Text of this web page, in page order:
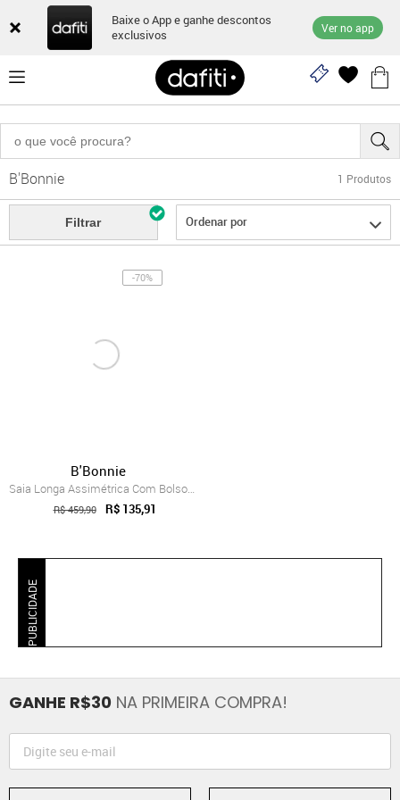
Baixe o App e ganhe descontos
exclusivos
Ver no app
B'Bonnie 1 Produtos
Filtrar Ordenar por
-70%
B'Bonnie
Saia Longa Assimétrica Com Bolsos B’Bonn...
R$ 459,90 R$ 135,91
PUBLICIDADE
GANHE R$30 NA PRIMEIRA COMPRA!